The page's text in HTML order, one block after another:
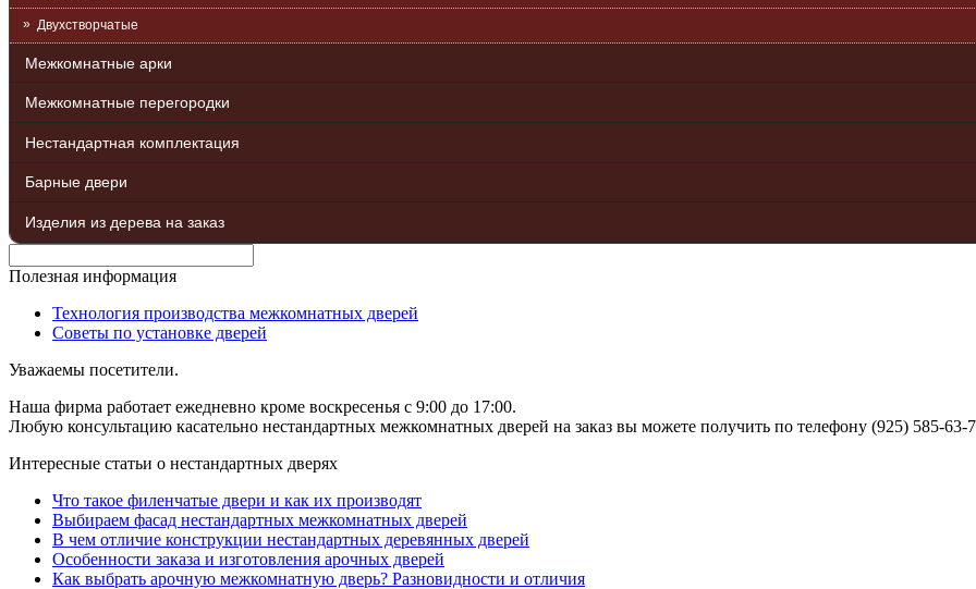
Двухстворчатые
Межкомнатные арки
Межкомнатные перегородки
Нестандартная комплектация
Барные двери
Изделия из дерева на заказ
Полезная информация
Технология производства межкомнатных дверей
Советы по установке дверей
Уважаемы посетители.
Наша фирма работает ежедневно кроме воскресенья с 9:00 до 17:00.
Любую консультацию касательно нестандартных межкомнатных дверей на заказ вы можете получить по телефону (925) 585-63-
Интересные статьи о нестандартных дверях
Что такое филенчатые двери и как их производят
Выбираем фасад нестандартных межкомнатных дверей
В чем отличие конструкции нестандартных деревянных дверей
Особенности заказа и изготовления арочных дверей
Как выбрать арочную межкомнатную дверь? Разновидности и отличия